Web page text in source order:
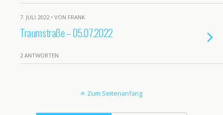
7. JULI 2022 • VON FRANK
Traumstraße – 05.07.2022
2 ANTWORTEN
Zum Seitenanfang